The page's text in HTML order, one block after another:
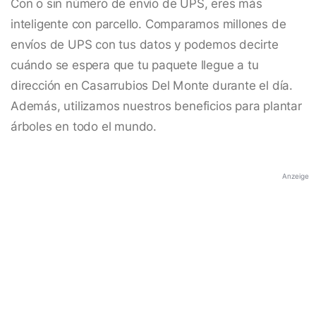
Con o sin número de envío de UPS, eres más
inteligente con parcello. Comparamos millones de
envíos de UPS con tus datos y podemos decirte
cuándo se espera que tu paquete llegue a tu
dirección en Casarrubios Del Monte durante el día.
Además, utilizamos nuestros beneficios para plantar
árboles en todo el mundo.
Anzeige